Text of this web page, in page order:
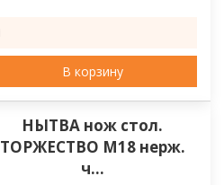
В корзину
НЫТВА нож стол.
ТОРЖЕСТВО М18 нерж.
ч...